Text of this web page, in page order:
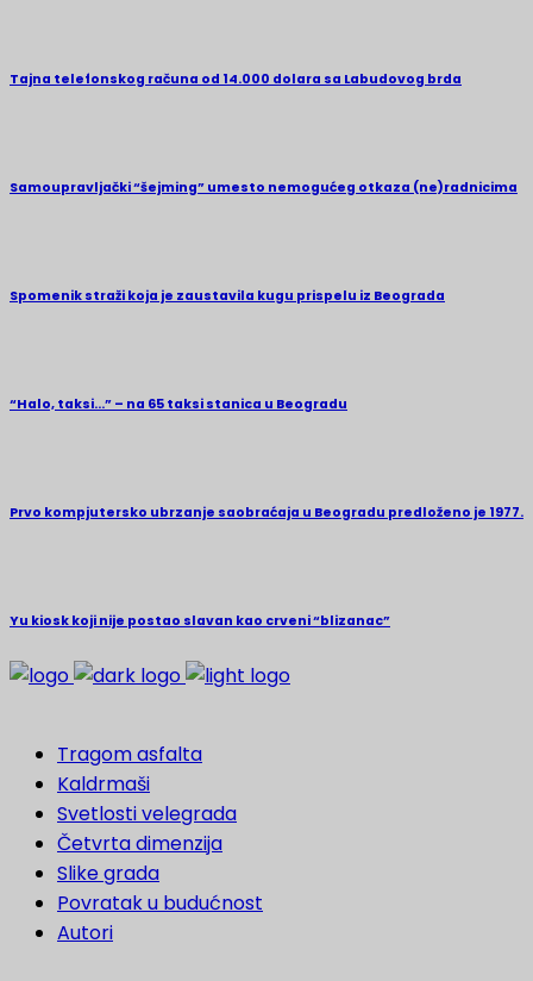
Tajna telefonskog računa od 14.000 dolara sa Labudovog brda
Samoupravljački “šejming” umesto nemogućeg otkaza (ne)radnicima
Spomenik straži koja je zaustavila kugu prispelu iz Beograda
“Halo, taksi…” – na 65 taksi stanica u Beogradu
Prvo kompjutersko ubrzanje saobraćaja u Beogradu predloženo je 1977.
Yu kiosk koji nije postao slavan kao crveni “blizanac”
Tragom asfalta
Kaldrmaši
Svetlosti velegrada
Četvrta dimenzija
Slike grada
Povratak u budućnost
Autori